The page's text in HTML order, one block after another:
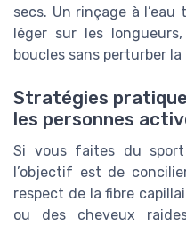
secs. Un rinçage à
léger sur les
boucles sans perturber
Stratégies
les personnes
Si vous faites du sport
l’objectif est de
respect de la fibre
ou des cheveux